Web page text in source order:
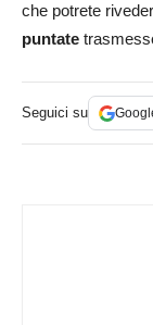
che potrete
puntate
Seguici su